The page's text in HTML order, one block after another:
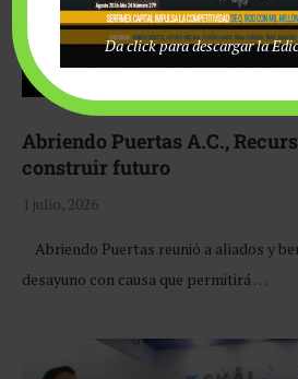
Abriendo Puertas A.C.,
construir futuro
1 julio, 2026
Abriendo Puertas reunió a aliados y
desayuno con causa que permitirá …
Da click para descargar la